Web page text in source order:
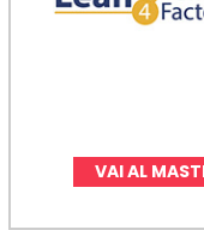
VAI AL